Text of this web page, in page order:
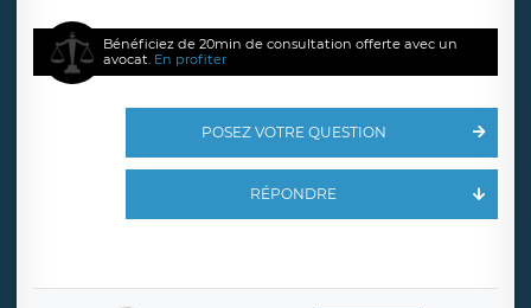
Bénéficiez de 20min de consultation offerte avec un
avocat. En profiter
POSEZ VOTRE QUESTION
RÉPONDRE